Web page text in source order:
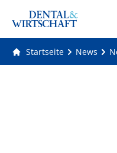
Startseite News